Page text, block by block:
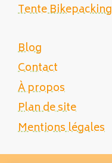
Tente Bikepacking
Blog
Contact
À propos
Plan de site
Mentions légales